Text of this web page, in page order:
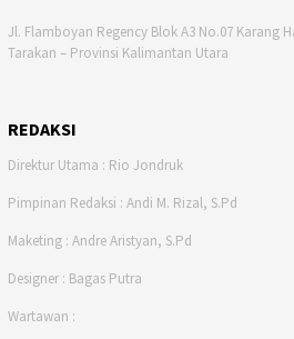
Jl. Flamboyan Regency Blok A3 No.07 Karang
Tarakan – Provinsi Kalimantan Utara
REDAKSI
Direktur Utama : Rio Jondruk
Pimpinan Redaksi : Andi M. Rizal, S.Pd
Maketing : Andre Aristyan, S.Pd
Designer : Bagas Putra
Wartawan :